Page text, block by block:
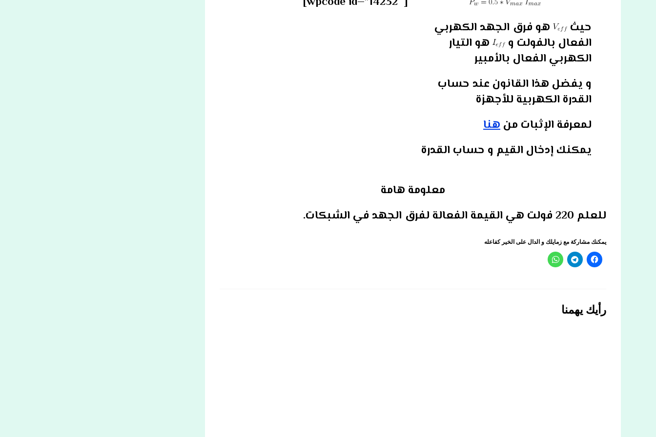
حيث
هو فرق الجهد الكهربي
الفعال بالفولت و
هو التيار
الكهربي الفعال بالأمبير
و يفضل هذا القانون عند حساب
القدرة الكهربية للأجهزة
لمعرفة الإثبات منهنا
يمكنك إدخال القيم و حساب القدرة
معلومة هامة
للعلم 220 فولت هي القيمة الفعالة لفرق الجهد في الشبكات.
يمكنك مشاركة مع زمايلك و الدال على الخير كفاعله
رأيك يهمنا